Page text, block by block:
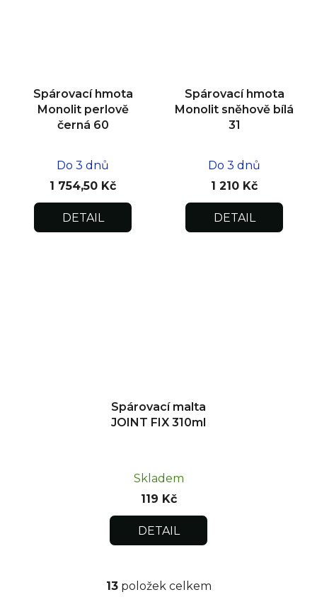
Spárovací hmota
Monolit perlově
černá 60
Do 3 dnů
1 754,50 Kč
DETAIL
Spárovací hmota
Monolit sněhově bílá
31
Do 3 dnů
1 210 Kč
DETAIL
Spárovací malta
JOINT FIX 310ml
Skladem
119 Kč
DETAIL
O
13položek celkem